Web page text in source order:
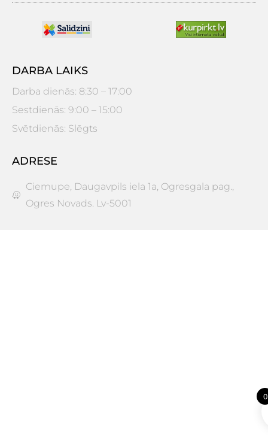
DARBA LAIKS
Darba dienās: 8:30 – 17:00
Sestdienās: 9:00 – 15:00
Svētdienās: Slēgts
ADRESE
Ciemupe, Daugavpils iela 1a, Ogresgala pag.,
Ogres Novads. Lv-5001
0